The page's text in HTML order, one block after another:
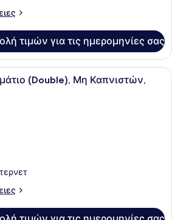
τιμών για τις ημερομηνίες σας
Ένα σύγχρονο δωμάτιο
(Double), Μη Καπνιστών,